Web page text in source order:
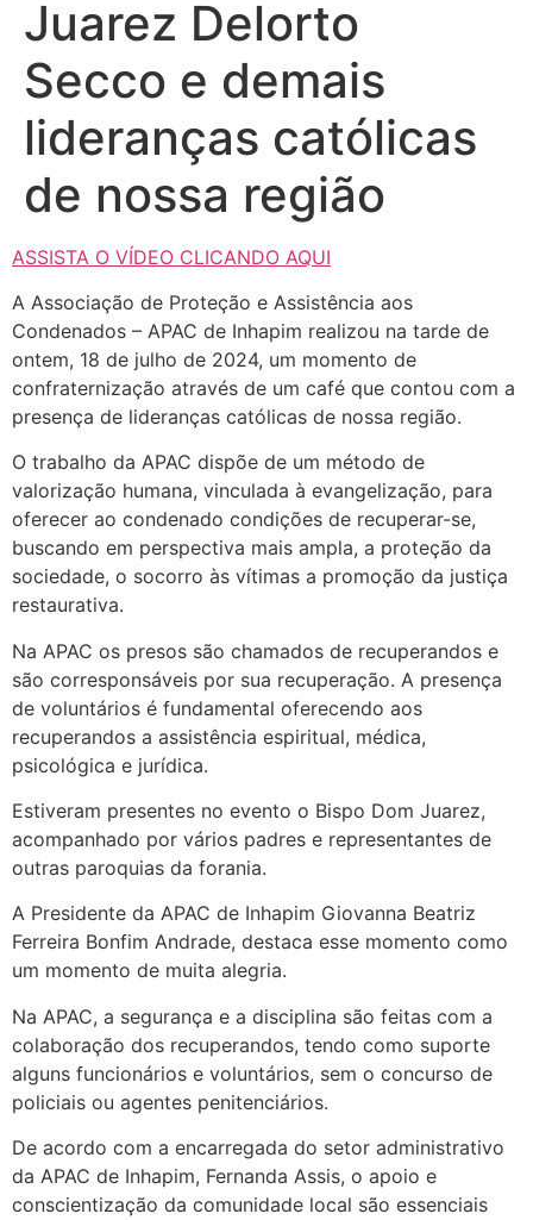
Juarez Delorto
Secco e demais
lideranças católicas
de nossa região
ASSISTA O VÍDEO CLICANDO AQUI
A Associação de Proteção e Assistência aos
Condenados – APAC de Inhapim realizou na tarde de
ontem, 18 de julho de 2024, um momento de
confraternização através de um café que contou com a
presença de lideranças católicas de nossa região.
O trabalho da APAC dispõe de um método de
valorização humana, vinculada à evangelização, para
oferecer ao condenado condições de recuperar-se,
buscando em perspectiva mais ampla, a proteção da
sociedade, o socorro às vítimas a promoção da justiça
restaurativa.
Na APAC os presos são chamados de recuperandos e
são corresponsáveis por sua recuperação. A presença
de voluntários é fundamental oferecendo aos
recuperandos a assistência espiritual, médica,
psicológica e jurídica.
Estiveram presentes no evento o Bispo Dom Juarez,
acompanhado por vários padres e representantes de
outras paroquias da forania.
A Presidente da APAC de Inhapim Giovanna Beatriz
Ferreira Bonfim Andrade, destaca esse momento como
um momento de muita alegria.
Na APAC, a segurança e a disciplina são feitas com a
colaboração dos recuperandos, tendo como suporte
alguns funcionários e voluntários, sem o concurso de
policiais ou agentes penitenciários.
De acordo com a encarregada do setor administrativo
da APAC de Inhapim, Fernanda Assis, o apoio e
conscientização da comunidade local são essenciais